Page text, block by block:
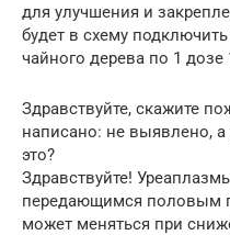
для улучшения и
будет в схему
чайного дерева по 1 дозе
Здравствуйте, скажите
написано: не выявлено,
это?
Здравствуйте!
передающимся половым
может меняться при